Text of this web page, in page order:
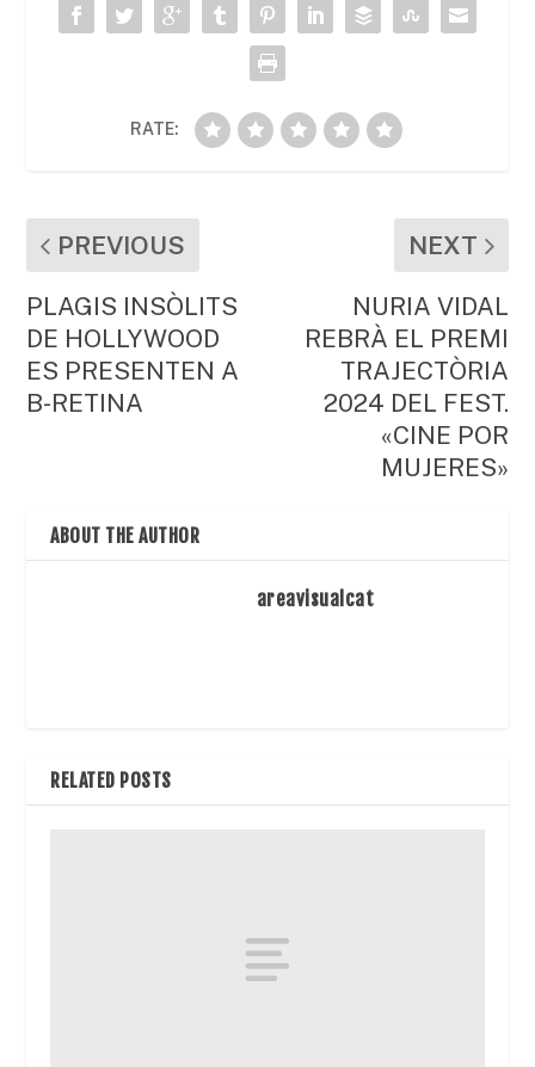
o
p ix
RATE:
PREVIOUS
PLAGIS INSÒLITS
DE HOLLYWOOD
ES PRESENTEN A
B-RETINA
NEXT
NURIA VIDAL
REBRÀ EL PREMI
TRAJECTÒRIA
2024 DEL FEST.
«CINE POR
MUJERES»
ABOUT THE AUTHOR
areavisualcat
RELATED POSTS